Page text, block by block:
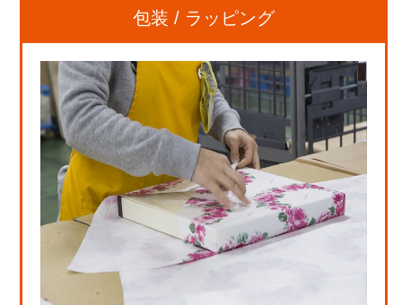
包装 / ラッピング